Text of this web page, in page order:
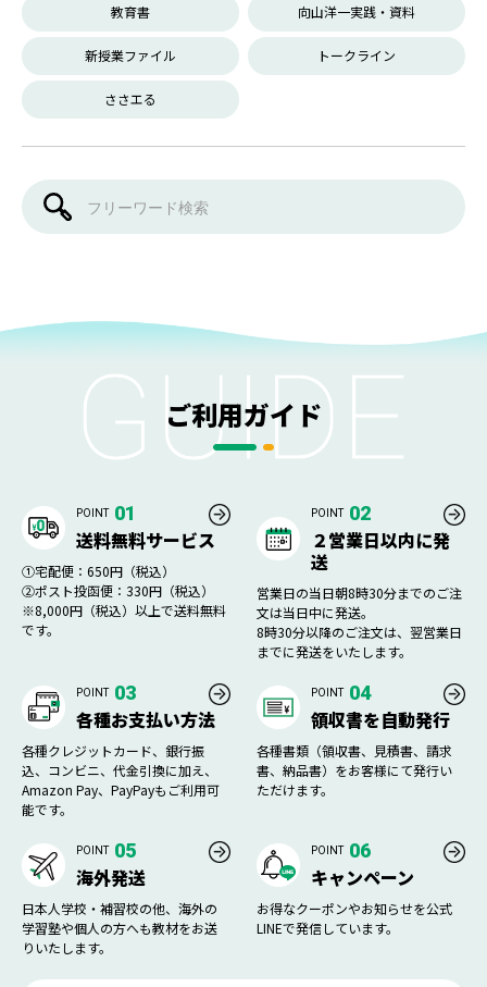
教育書 向山洋一実践・資料
新授業ファイル トークライン
ささエる
ご利用ガイド
POINT 01
送料無料サービス
①宅配便：650円（税込）
②ポスト投函便：330円（税込）
※8,000円（税込）以上で送料無料
です。
POINT 02
２営業日以内に発
送
営業日の当日朝8時30分までのご注
文は当日中に発送。
8時30分以降のご注文は、翌営業日
までに発送をいたします。
POINT 03
各種お支払い方法
各種クレジットカード、銀行振
込、コンビニ、代金引換に加え、
Amazon Pay、PayPayもご利用可
能です。
POINT 04
領収書を自動発行
各種書類（領収書、見積書、請求
書、納品書）をお客様にて発行い
ただけます。
POINT 05
海外発送
日本人学校・補習校の他、海外の
学習塾や個人の方へも教材をお送
りいたします。
POINT 06
キャンペーン
お得なクーポンやお知らせを公式
LINEで発信しています。